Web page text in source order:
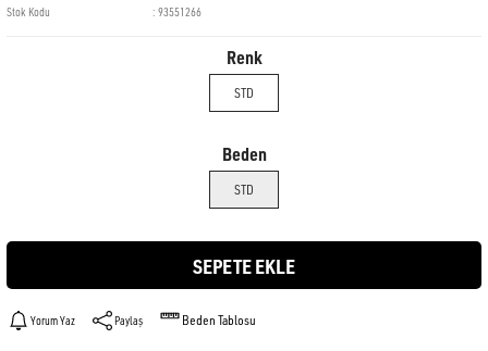
Stok Kodu
93551266
Renk
STD
Beden
STD
SEPETE EKLE
Yorum Yaz Paylaş Beden Tablosu